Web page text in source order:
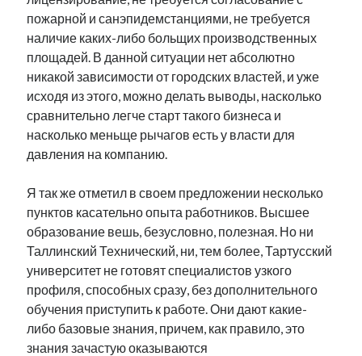
пожарной и санэпидемстанциями, не требуется
наличие каких-либо больщих производственных
площадей. В данной ситуации нет абсолютно
никакой зависимости от городских властей, и уже
исходя из этого, можно делать выводы, насколько
сравнительно легче старт такого бизнеса и
насколько меньще рычагов есть у власти для
давления на компанию.
Я так же отметил в своем предложении несколько
пунктов касательно опыта работников. Высшее
образование вешь, безусловно, полезная. Но ни
Таллинский Технический, ни, тем более, Тартусский
университет не готовят специалистов узкого
профиля, способных сразу, без дополнительного
обучения приступить к работе. Они дают какие-
либо базовые знания, причем, как правило, это
знания зачастую оказываются